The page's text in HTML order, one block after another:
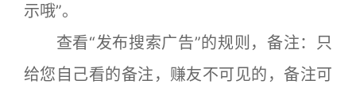
示哦”。
查看“发布搜索广告”的规则，备注：只
给您自己看的备注，赚友不可见的，备注可